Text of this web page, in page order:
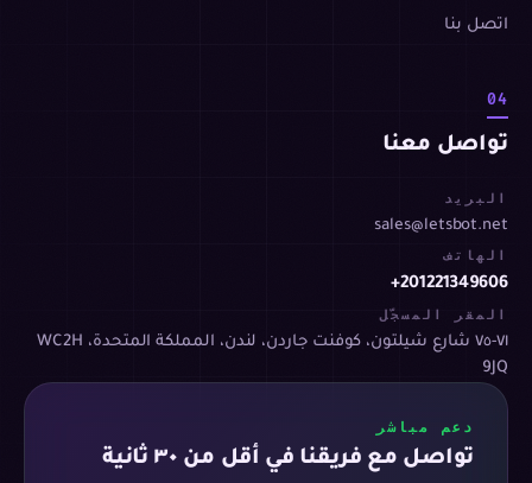
اتصل بنا
04
تواصل معنا
البريد
sales@letsbot.net
الهاتف
+201221349606
المقر المسجّل
٧١-٧٥ شارع شيلتون، كوفنت جاردن، لندن، المملكة المتحدة، WC2H
9JQ
دعم مباشر
تواصل مع فريقنا في أقل من ٣٠ ثانية